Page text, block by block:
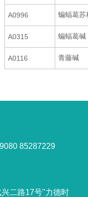
A0996 蝙蝠葛苏
A0315 蝙蝠葛碱
A0116 青藤碱
85287229
二路17号"力德时